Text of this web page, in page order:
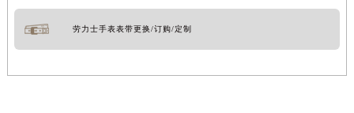
劳力士手表表带更换/订购/定制